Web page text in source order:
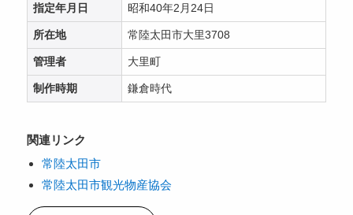
指定年月日 昭和40年2月24日
所在地 常陸太田市大里3708
管理者 大里町
制作時期 鎌倉時代
関連リンク
常陸太田市
常陸太田市観光物産協会